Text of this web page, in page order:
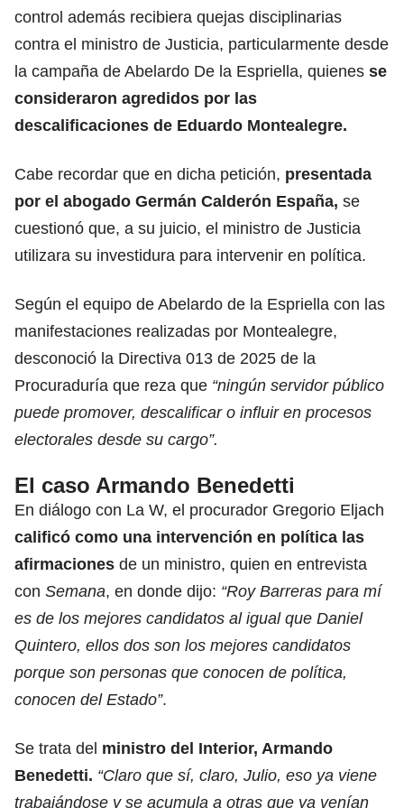
control además recibiera quejas disciplinarias
contra el ministro de Justicia, particularmente desde
la campaña de Abelardo De la Espriella, quienes se
consideraron agredidos por las
descalificaciones de Eduardo Montealegre.
Cabe recordar que en dicha petición, presentada
por el abogado Germán Calderón España, se
cuestionó que, a su juicio, el ministro de Justicia
utilizara su investidura para intervenir en política.
Según el equipo de Abelardo de la Espriella con las
manifestaciones realizadas por Montealegre,
desconoció la Directiva 013 de 2025 de la
Procuraduría que reza que “ningún servidor público
puede promover, descalificar o influir en procesos
electorales desde su cargo”.
El caso Armando Benedetti
En diálogo con La W, el procurador Gregorio Eljach
calificó como una intervención en política las
afirmaciones de un ministro, quien en entrevista
con Semana, en donde dijo: “Roy Barreras para mí
es de los mejores candidatos al igual que Daniel
Quintero, ellos dos son los mejores candidatos
porque son personas que conocen de política,
conocen del Estado”.
Se trata del ministro del Interior, Armando
Benedetti. “Claro que sí, claro, Julio, eso ya viene
trabajándose y se acumula a otras que ya venían